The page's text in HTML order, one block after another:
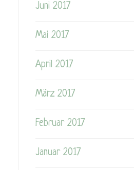
Juni 2017
Mai 2017
April 2017
März 2017
Februar 2017
Januar 2017